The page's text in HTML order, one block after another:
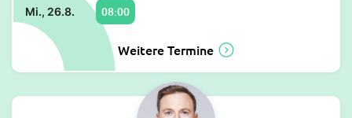
Mi., 26.8. 08:00
Weitere Termine